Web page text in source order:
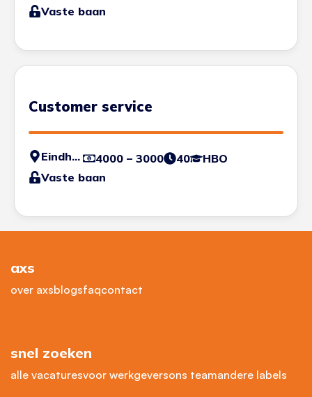
Vaste baan
Customer service
Eindhoven 4000 – 3000 40
HBO
Vaste baan
axs
over axsblogsfaqcontact
snel zoeken
alle vacaturesvoor werkgeversons teamandere labels